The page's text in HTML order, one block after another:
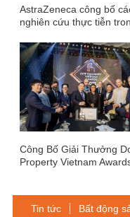
AstraZeneca công bố
nghiên cứu thực tiễn
2024
Công Bố Giải Thưởng
Property Vietnam
Tin tức Bất động